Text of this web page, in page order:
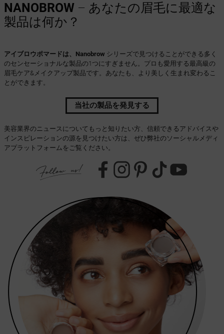
NANOBROW– あなたの眉毛に最適な
製品は何か？
アイブロウポマードは、Nanobrow シリーズで見つけることができる多く
のセンセーショナルな製品の1つにすぎません。プロも愛用する最高級の
眉毛ケア&メイクアップ製品です。あなたも、より美しく生まれ変わるこ
とができます。
当社の製品を発見する
美容業界のニュースについてもっと知りたい方、信頼できるアドバイスや
インスピレーションの源を見つけたい方は、ぜひ弊社のソーシャルメディ
アプラットフォームをご覧ください。